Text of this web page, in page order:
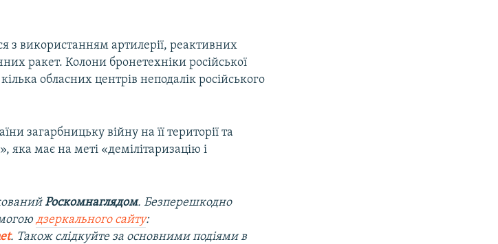
з використанням артилерії, реактивних
ракет. Колони бронетехніки російської
обласних центрів неподалік російського
загарбницьку війну на її території та
яка має на меті «демілітаризацію і
Роскомнаглядом. Безперешкодно
дзеркального сайту:
. Також слідкуйте за основними подіями в